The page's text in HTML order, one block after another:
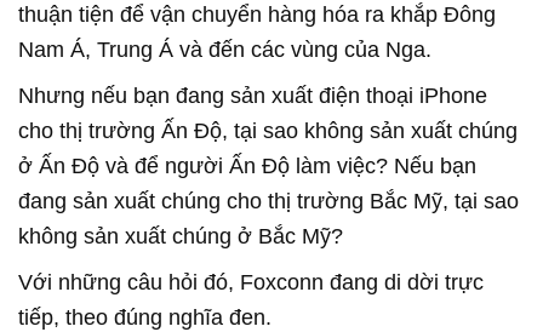
thuận tiện để vận chuyển hàng hóa ra khắp Đông
Nam Á, Trung Á và đến các vùng của Nga.
Nhưng nếu bạn đang sản xuất điện thoại iPhone
cho thị trường Ấn Độ, tại sao không sản xuất chúng
ở Ấn Độ và để người Ấn Độ làm việc? Nếu bạn
đang sản xuất chúng cho thị trường Bắc Mỹ, tại sao
không sản xuất chúng ở Bắc Mỹ?
Với những câu hỏi đó, Foxconn đang di dời trực
tiếp, theo đúng nghĩa đen.